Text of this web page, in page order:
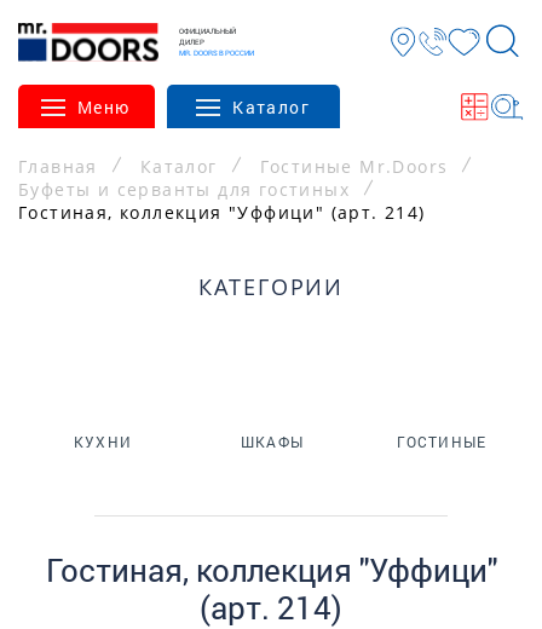
ОФИЦИАЛЬНЫЙ
ДИЛЕР
MR. DOORS В РОССИИ
Меню Каталог
Главная Каталог
Гостиные Mr.Doors
Буфеты и серванты для гостиных
Гостиная, коллекция "Уффици" (арт. 214)
КАТЕГОРИИ
КУХНИ ШКАФЫ ГОСТИНЫЕ
Гостиная, коллекция "Уффици"
(арт. 214)